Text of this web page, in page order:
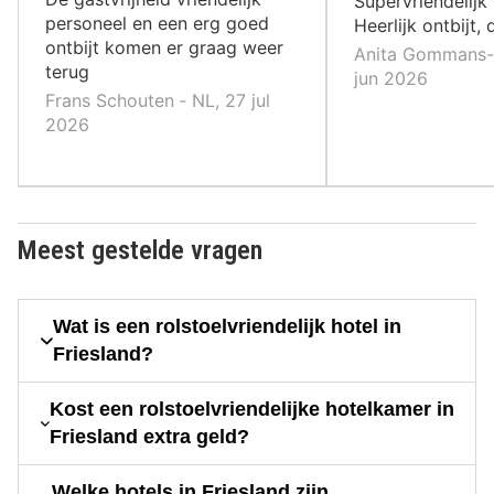
personeel en een erg goed
ontbijt komen er graag weer
terug
Frans Schouten ‐ NL, 27 jul
2026
Heerlijk ontbijt,
Anita
jun 2026
Meest gestelde vragen
Wat is een rolstoelvriendelijk hotel in
Friesland?
Kost een rolstoelvriendelijke hotelkamer in
Friesland extra geld?